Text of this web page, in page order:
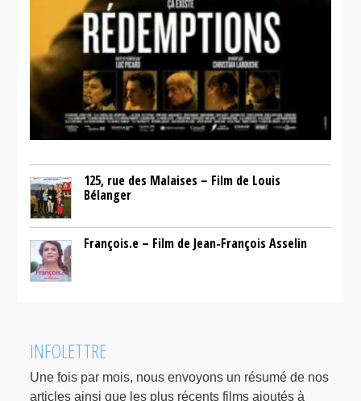
125, rue des Malaises – Film de Louis
Bélanger
François.e – Film de Jean-François Asselin
INFOLETTRE
Une fois par mois, nous envoyons un résumé de nos
articles ainsi que les plus récents films ajoutés à